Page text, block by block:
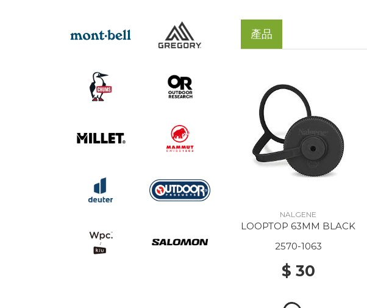
產品
NALGENE
LOOPTOP 63MM BLACK
2570-1063
$ 30